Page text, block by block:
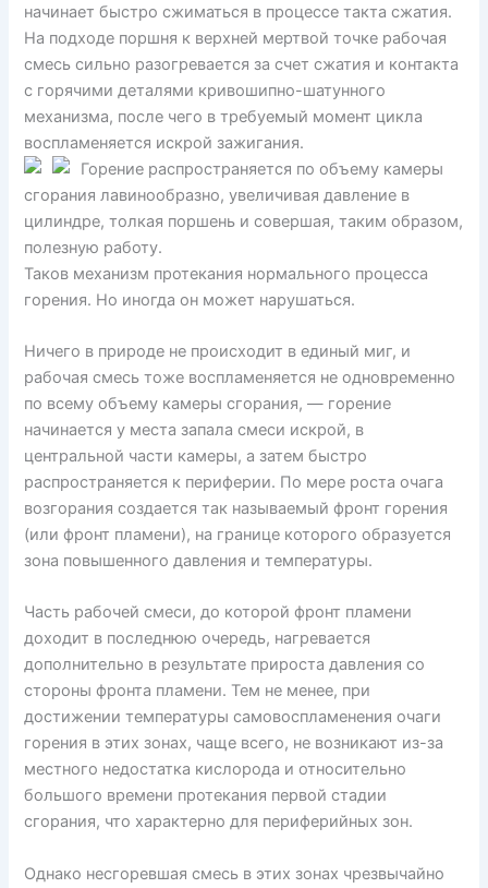
начинает быстро сжиматься в процессе такта сжатия.
На подходе поршня к верхней мертвой точке рабочая
смесь сильно разогревается за счет сжатия и контакта
с горячими деталями кривошипно-шатунного
механизма, после чего в требуемый момент цикла
воспламеняется искрой зажигания.
Горение распространяется по объему камеры
сгорания лавинообразно, увеличивая давление в
цилиндре, толкая поршень и совершая, таким образом,
полезную работу.
Таков механизм протекания нормального процесса
горения. Но иногда он может нарушаться.
Ничего в природе не происходит в единый миг, и
рабочая смесь тоже воспламеняется не одновременно
по всему объему камеры сгорания, — горение
начинается у места запала смеси искрой, в
центральной части камеры, а затем быстро
распространяется к периферии. По мере роста очага
возгорания создается так называемый фронт горения
(или фронт пламени), на границе которого образуется
зона повышенного давления и температуры.
Часть рабочей смеси, до которой фронт пламени
доходит в последнюю очередь, нагревается
дополнительно в результате прироста давления со
стороны фронта пламени. Тем не менее, при
достижении температуры самовоспламенения очаги
горения в этих зонах, чаще всего, не возникают из-за
местного недостатка кислорода и относительно
большого времени протекания первой стадии
сгорания, что характерно для периферийных зон.
Однако несгоревшая смесь в этих зонах чрезвычайно